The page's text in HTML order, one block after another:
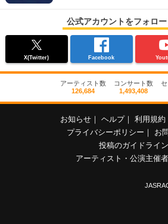
公式アカウントをフォロー
X(Twitter) Facebook
アーティスト数
126,684
コンサート数
1,493,408
お知らせ ヘルプ 利用規約
プライバシーポリシー
お
投稿のガイドライン
アーティスト・公演主催